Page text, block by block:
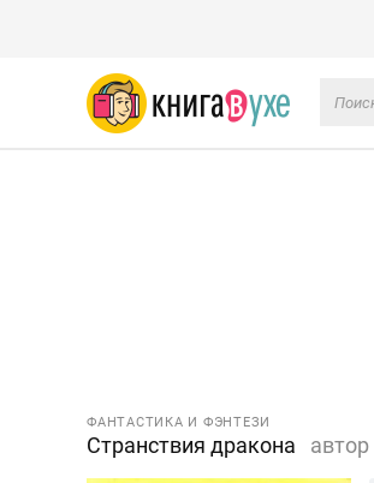
ФАНТАСТИКА И ФЭНТЕЗИ
Странствия дракона автор